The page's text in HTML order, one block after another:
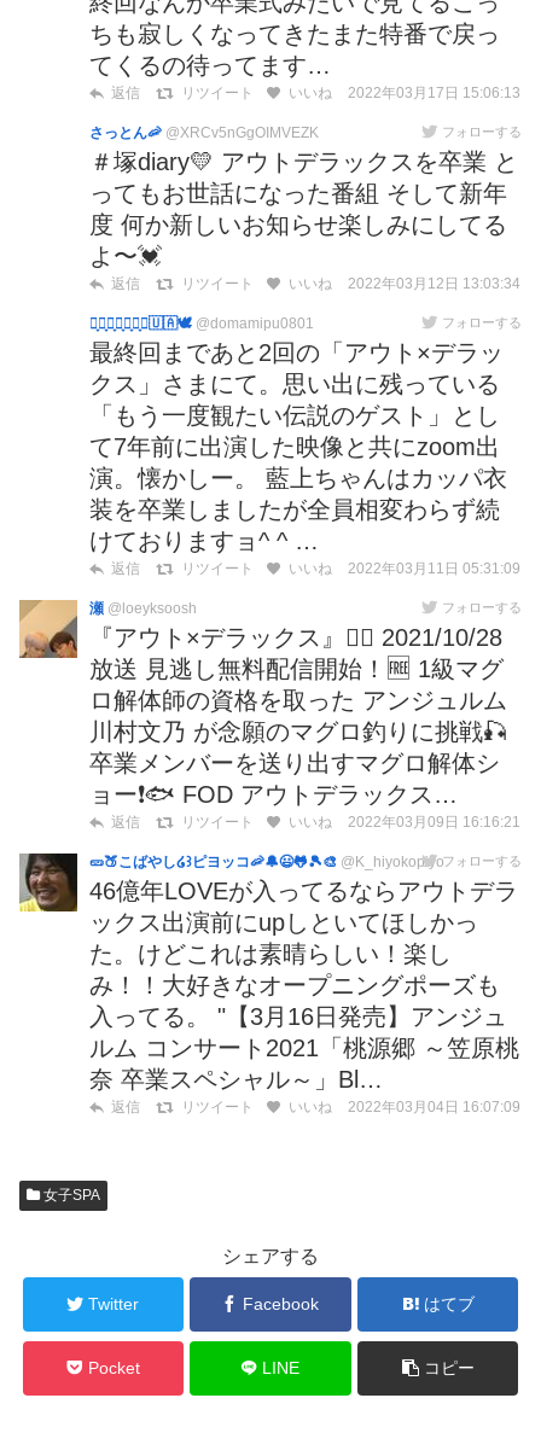
ちも寂しくなってきたまた特番で戻っ
てくるの待ってます…
返信 リツイート いいね 2022年03月17日 15:06:13
さっとん🦐 @XRCv5nGgOIMVEZK フォローする
＃塚diary💛 アウトデラックスを卒業 と
ってもお世話になった番組 そして新年
度 何か新しいお知らせ楽しみにしてる
よ〜💓
返信 リツイート いいね 2022年03月12日 13:03:34
に̟ゃ̟ん̟こ̟先̟生̟🕊🇺🇦🕊 @domamipu0801 フォローする
最終回まであと2回の「アウト×デラッ
クス」さまにて。思い出に残っている
「もう一度観たい伝説のゲスト」とし
て7年前に出演した映像と共にzoom出
演。懐かしー。 藍上ちゃんはカッパ衣
装を卒業しましたが全員相変わらず続
けておりますョ^ ^ …
返信 リツイート いいね 2022年03月11日 05:31:09
瀬 @loeyksoosh フォローする
『アウト×デラックス』🙅‍♀️ 2021/10/28
放送 見逃し無料配信開始！🆓 1級マグ
ロ解体師の資格を取った アンジュルム
川村文乃 が念願のマグロ釣りに挑戦🎣
卒業メンバーを送り出すマグロ解体シ
ョー❗🐟 FOD アウトデラックス…
返信 リツイート いいね 2022年03月09日 16:16:21
🥒🍑こばやし໒꒱ピヨッコ🦐🔔😃🐸🎾🎨 @K_hiyokopiyoフォローする
46億年LOVEが入ってるならアウトデラ
ックス出演前にupしといてほしかっ
た。けどこれは素晴らしい！楽し
み！！大好きなオープニングポーズも
入ってる。 "【3月16日発売】アンジュ
ルム コンサート2021「桃源郷 ～笠原桃
奈 卒業スペシャル～」Bl…
返信 リツイート いいね 2022年03月04日 16:07:09
女子SPA
シェアする
Twitter Facebook はてブ
Pocket LINE コピー